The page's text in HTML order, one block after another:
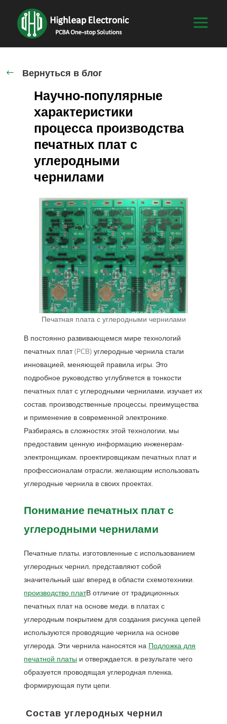
# Вернуться в блог
Научно-популярные
характеристики
процесса производства
печатных плат с
углеродными
чернилами
Печатная плата с углеродными чернилами
В постоянно развивающемся мире технологий
печатных плат (PCB) углеродные чернила стали
инновацией, меняющей правила игры. Это
подробное руководство углубляется в тонкости
печатных плат с углеродными чернилами, изучает их
состав, производственные процессы, преимущества
и применение в современной электронике.
Разбираясь в сложностях этой технологии, мы
предоставим ценную информацию инженерам-
электронщикам, проектировщикам печатных плат и
профессионалам отрасли, желающим использовать
углеродные чернила в своих проектах.
Понимание печатных плат с
углеродными чернилами
Печатные платы, изготовленные с использованием
углеродных чернил, представляют собой
значительный шаг вперед в области схемотехники.
производство платВ отличие от традиционных
печатных плат на основе меди, в платах с
углеродным покрытием для создания рисунка цепей
используются проводящие чернила на основе
углерода. Эти чернила наносятся на Подложка для
печатной платы и отверждается, в результате чего
образуется проводящая углеродная пленка,
формирующая пути цепи.
Состав углеродных чернил